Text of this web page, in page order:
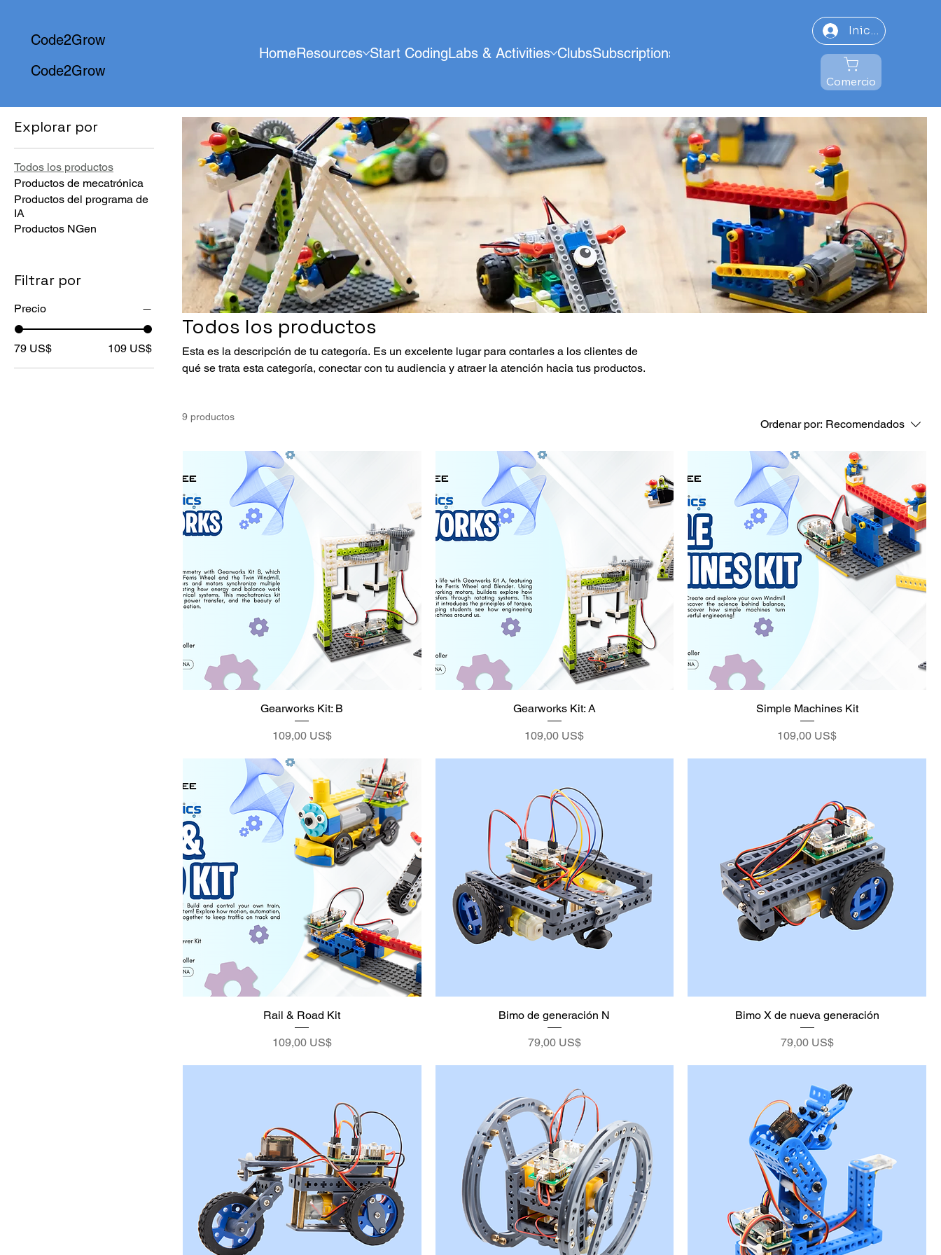
Code2Grow
Code2Grow
HomeResources Start CodingLabs & Activities ClubsSubscriptions
Iniciar sesión
Comercio
Explorar por
Todos los productos
Productos de mecatrónica
Productos del programa de
IA
Productos NGen
Filtrar por
Precio
79 US$ 109 US$
Todos los productos
Esta es la descripción de tu categoría. Es un excelente lugar para contarles a los clientes de
qué se trata esta categoría, conectar con tu audiencia y atraer la atención hacia tus productos.
9 productos
Ordenar por: Recomendados
Gearworks Kit: B
Precio
109,00 US$
Gearworks Kit: A
Precio
109,00 US$
Simple Machines Kit
Precio
109,00 US$
Rail & Road Kit
Precio
109,00 US$
Bimo de generación N
Precio
79,00 US$
Bimo X de nueva generación
Precio
79,00 US$